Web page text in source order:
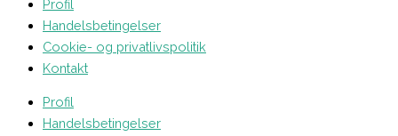
Profil
Handelsbetingelser
Cookie- og privatlivspolitik
Kontakt
Profil
Handelsbetingelser